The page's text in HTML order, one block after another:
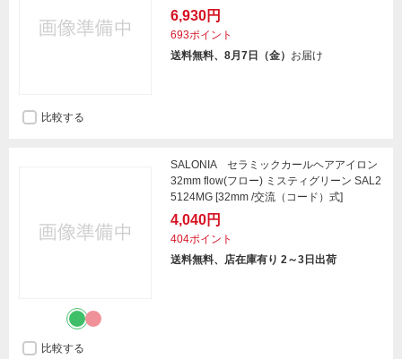
6,930円
693ポイント
送料無料、8月7日（金） お届け
比較する
SALONIA セラミックカールヘアアイロン
32mm flow(フロー) ミスティグリーン SAL2
5124MG [32mm /交流（コード）式]
4,040円
404ポイント
送料無料、店在庫有り 2～3日出荷
比較する